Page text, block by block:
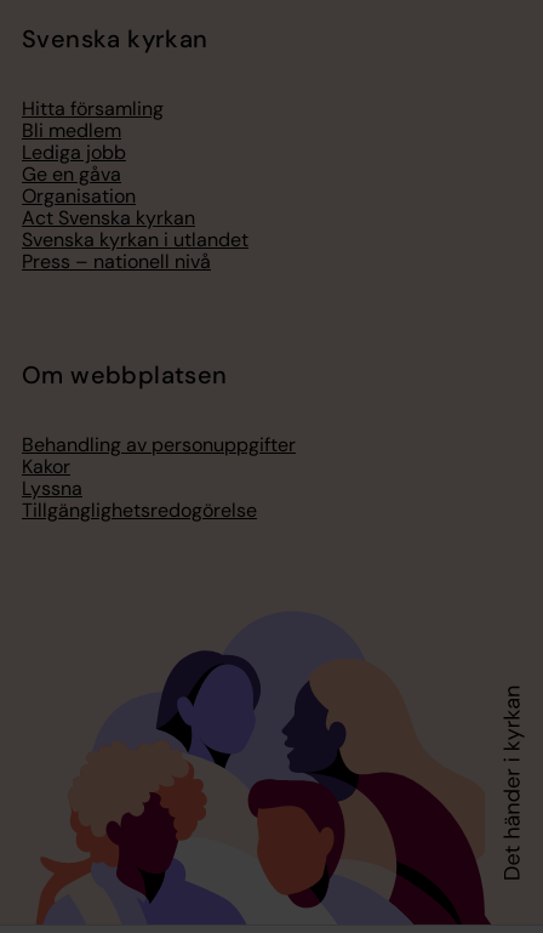
Svenska kyrkan
Hitta församling
Bli medlem
Lediga jobb
Ge en gåva
Organisation
Act Svenska kyrkan
Svenska kyrkan i utlandet
Press – nationell nivå
Om webbplatsen
Behandling av personuppgifter
Kakor
Lyssna
Tillgänglighetsredogörelse